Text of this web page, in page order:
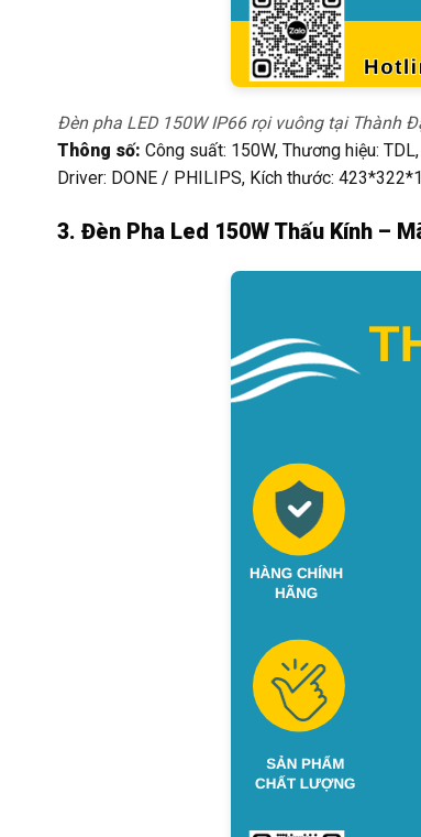
Đèn pha LED 150W IP66 rọi vuông tại Thành
Thông số: Công suất: 150W, Thương hiệu:
Driver: DONE / PHILIPS, Kích thước:
3. Đèn Pha Led 150W Thấu Kính –